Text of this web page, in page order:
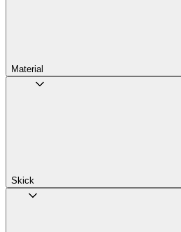
Material
Skick